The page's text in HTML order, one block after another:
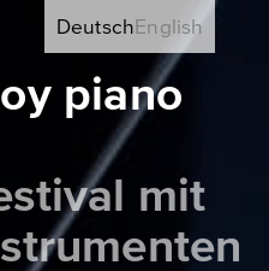
piano
mit
DeutschEnglish